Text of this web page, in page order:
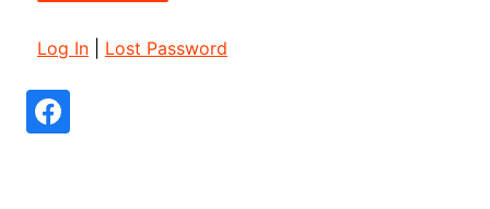
Log In| Lost Password